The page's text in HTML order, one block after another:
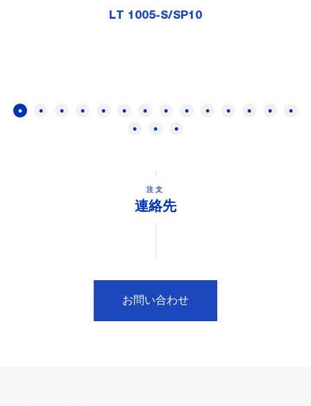
LT 1005-S/SP10
注文
連絡先
お問い合わせ